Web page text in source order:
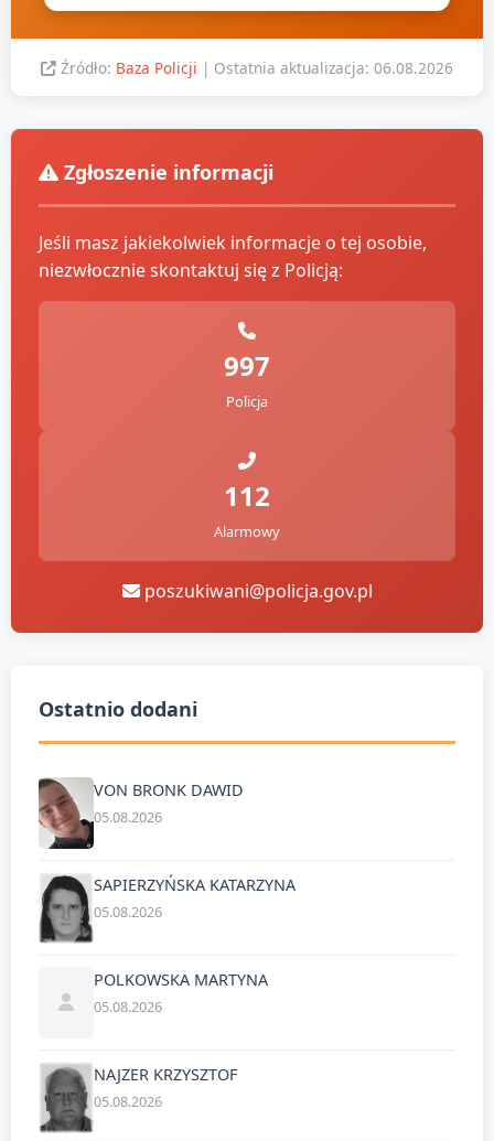
Źródło: Baza Policji | Ostatnia aktualizacja: 06.08.2026
Zgłoszenie informacji
Jeśli masz jakiekolwiek informacje o tej osobie,
niezwłocznie skontaktuj się z Policją:
997
Policja
112
Alarmowy
poszukiwani@policja.gov.pl
Ostatnio dodani
VON BRONK DAWID
05.08.2026
SAPIERZYŃSKA KATARZYNA
05.08.2026
POLKOWSKA MARTYNA
05.08.2026
NAJZER KRZYSZTOF
05.08.2026